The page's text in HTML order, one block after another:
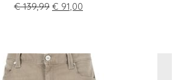
€ 139,99 € 91,00